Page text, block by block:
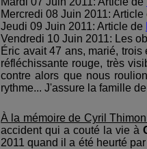
Mercredi 08 Juin 2011:
Jeudi 09 Juin 2011: Article de
Vendredi 10 Juin 2011: Les
Éric avait 47 ans, marié,
réfléchissante rouge, très
contre alors que nous
rythme... J'assure la famille
À la mémoire de Cyril
accident qui a couté la vie à
2011 quand il a été heurté